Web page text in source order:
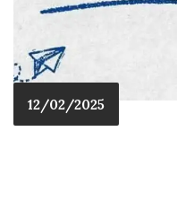
12/02/2025